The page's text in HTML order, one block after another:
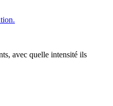
avec quelle intensité ils